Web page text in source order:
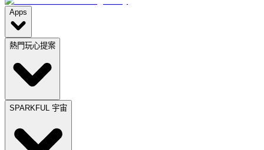
Apps
熱門玩心提案
SPARKFUL 宇宙